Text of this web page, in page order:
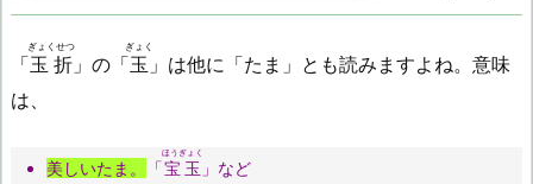
「玉折
ぎょくせつ
」の「玉
ぎょく
」は他に「たま」とも読みますよね。意味
は、
美しいたま。 「宝玉
ほうぎょく
」など